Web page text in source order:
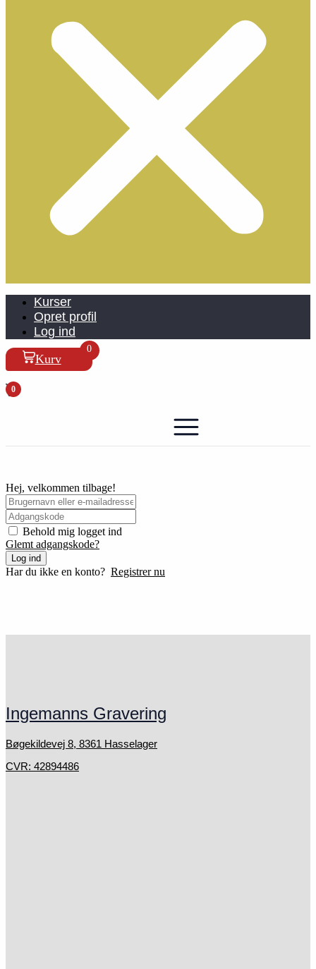
Kurser
Opret profil
Log ind
Kurv
0
0
Hej, velkommen tilbage!
Behold mig logget ind
Glemt adgangskode?
Log ind
Har du ikke en konto? Registrer nu
Ingemanns Gravering
Bøgekildevej 8, 8361 Hasselager
CVR: 42894486